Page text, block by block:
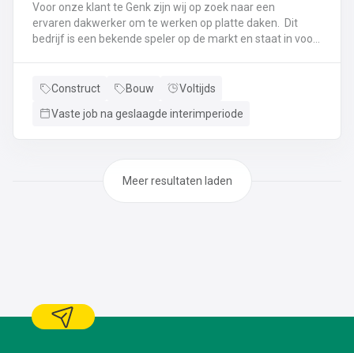
Voor onze klant te Genk zijn wij op zoek naar een
ervaren dakwerker om te werken op platte daken. Dit
bedrijf is een bekende speler op de markt en staat in voor
gelegen over heel België. Ben jij op zoek naar een nieuwe
ben jij dé kandidaat die we zoeken! Als dakwerker: Werk je
Construct Bouw
Voltijds
Vaste job na geslaagde interimperiode
Meer resultaten laden